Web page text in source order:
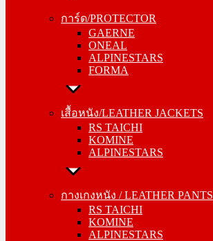
การ์ด/PROTECTOR
GAERNE
ONEAL
ALPINESTARS
FORMA
เสื้อหนัง/LEATHER JACKETS
RS TAICHI
KOMINE
ALPINESTARS
กางเกงหนัง / LEATHER PANTS
RS TAICHI
KOMINE
ALPINESTARS
ONEAL
ALPINESTARS
FORMA
เสื้อหนัง/LEATHER JACKETS
KOMINE
ALPINESTARS
กางเกงหนัง / LEATHER PANTS
KOMINE
ALPINESTARS